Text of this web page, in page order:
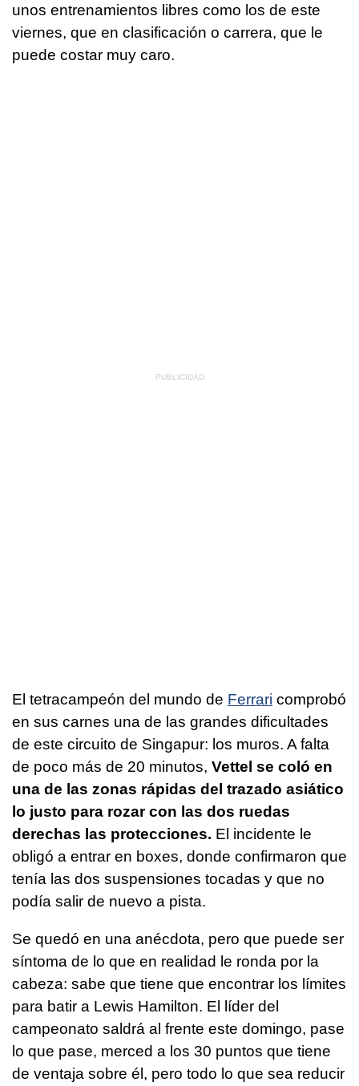
unos entrenamientos libres como los de este
viernes, que en clasificación o carrera, que le
puede costar muy caro.
El tetracampeón del mundo de Ferrari comprobó
en sus carnes una de las grandes dificultades
de este circuito de Singapur: los muros. A falta
de poco más de 20 minutos, Vettel se coló en
una de las zonas rápidas del trazado asiático
lo justo para rozar con las dos ruedas
derechas las protecciones. El incidente le
obligó a entrar en boxes, donde confirmaron que
tenía las dos suspensiones tocadas y que no
podía salir de nuevo a pista.
Se quedó en una anécdota, pero que puede ser
síntoma de lo que en realidad le ronda por la
cabeza: sabe que tiene que encontrar los límites
para batir a Lewis Hamilton. El líder del
campeonato saldrá al frente este domingo, pase
lo que pase, merced a los 30 puntos que tiene
de ventaja sobre él, pero todo lo que sea reducir